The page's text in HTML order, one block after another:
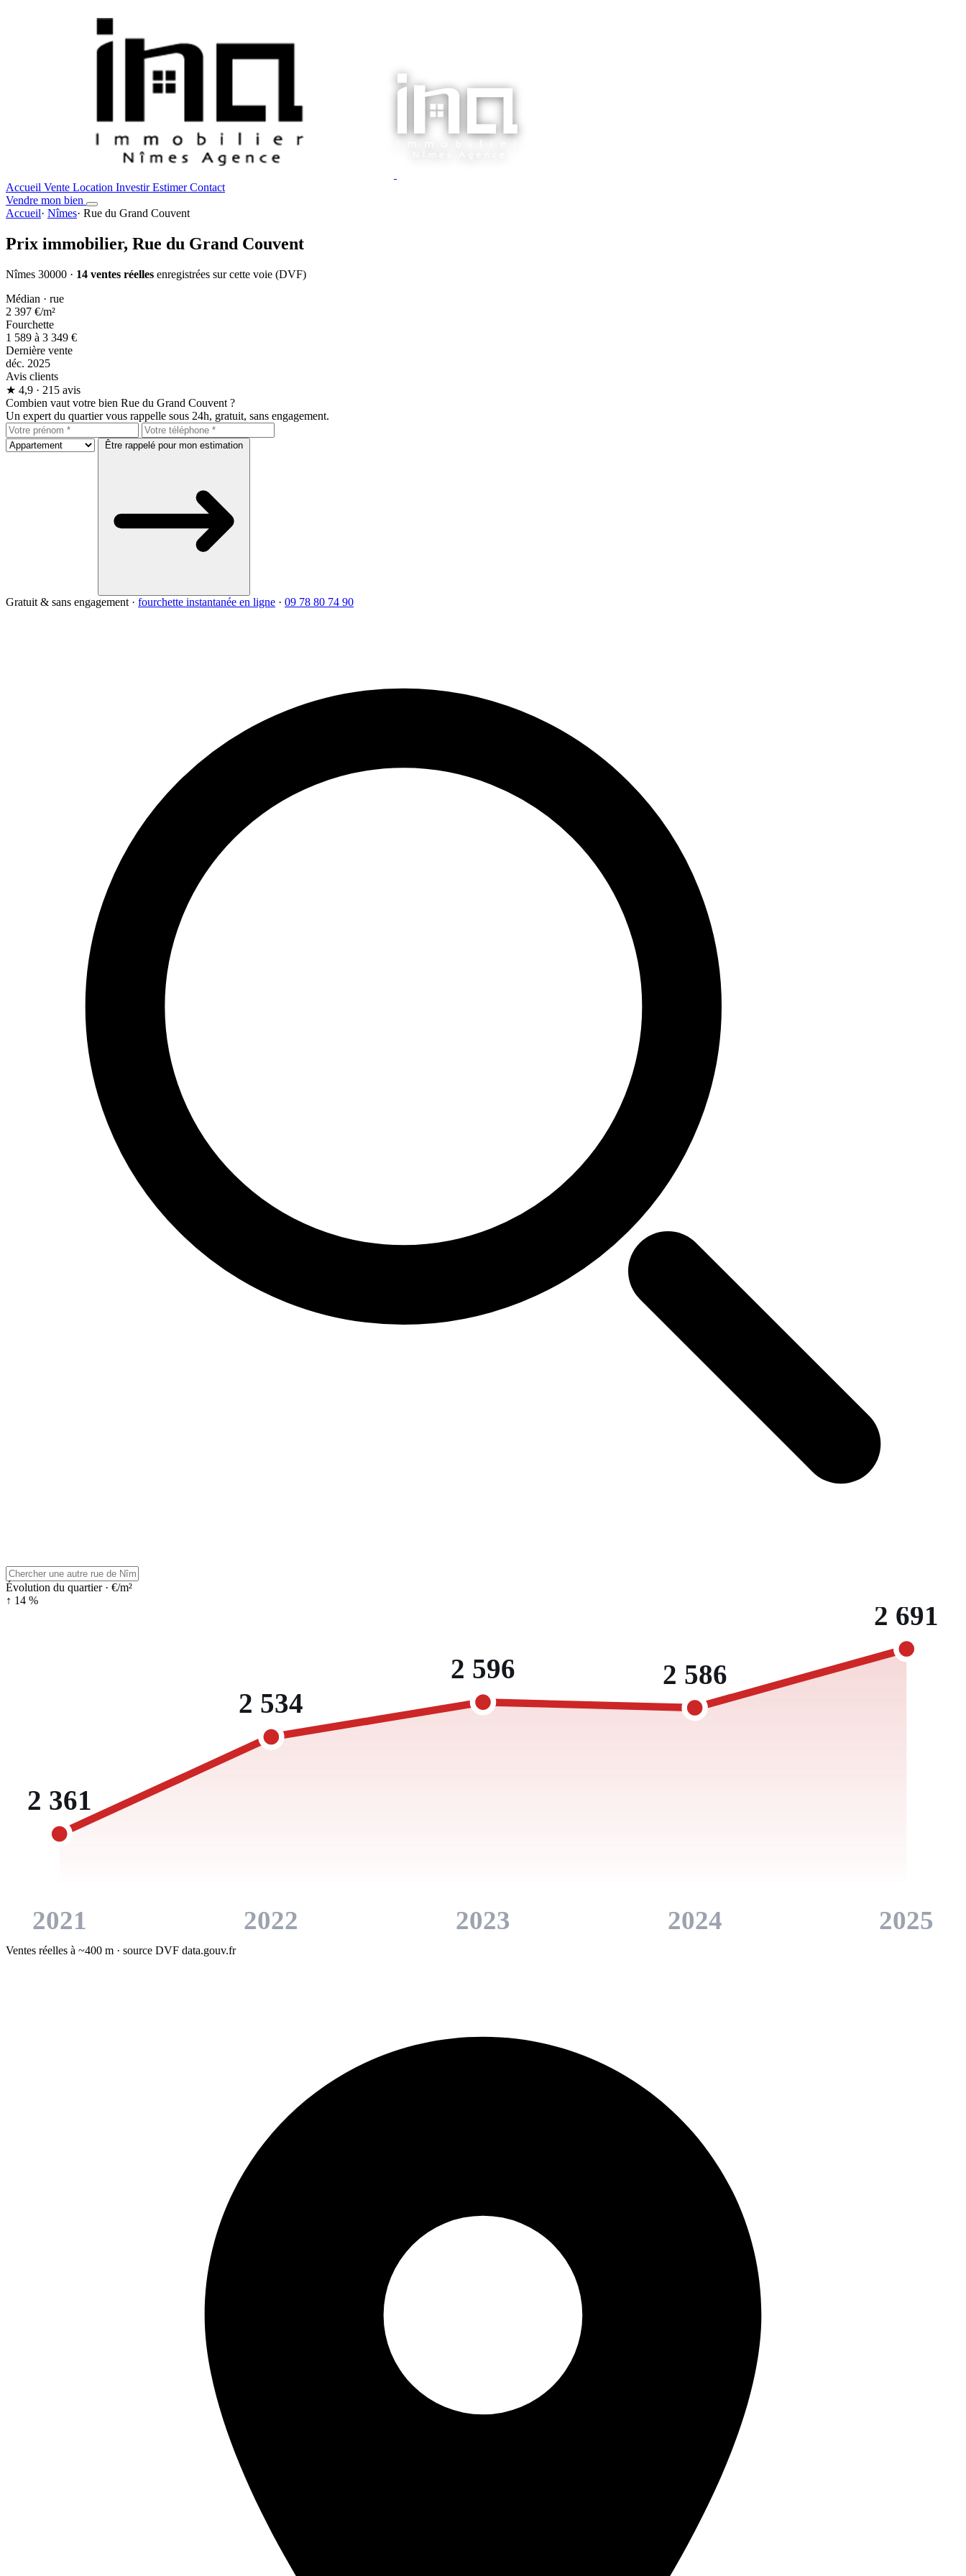
Accueil Vente Location InvestirEstimerContact
Vendre mon bien
Accueil· Nîmes· Rue du Grand Couvent
Prix immobilier, Rue du Grand Couvent
Nîmes 30000 · 14 ventes réelles enregistrées sur cette voie (DVF)
Médian · rue
2 397 €/m²
Fourchette
1 589 à 3 349 €
Dernière vente
déc. 2025
Avis clients
★ 4,9 · 215 avis
Combien vaut votre bien Rue du Grand Couvent ?
Un expert du quartier vous rappelle sous 24h, gratuit, sans engagement.
Être rappelé pour mon estimation
Gratuit & sans engagement · fourchette instantanée en ligne · 09 78 80 74 90
Évolution du quartier · €/m²
↑ 14 %
2 361
2021
2 534
2022
2 596
2023
2 586
2024
2 691
2025
Ventes réelles à ~400 m · source DVF data.gouv.fr